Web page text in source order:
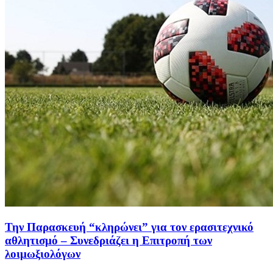
Την Παρασκευή “κληρώνει” για τον ερασιτεχνικό
αθλητισμό – Συνεδριάζει η Επιτροπή των
λοιμωξιολόγων